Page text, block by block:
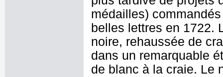
médailles)
belles lettres en 1722.
noire, rehaussée de
dans un remarquable
de blanc à la craie. Le